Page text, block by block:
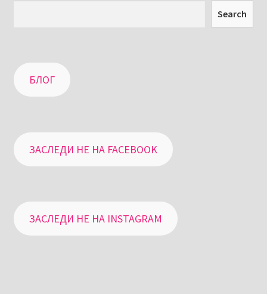
Search
БЛОГ
ЗАСЛЕДИ НЕ НА FACEBOOK
ЗАСЛЕДИ НЕ НА INSTAGRAM